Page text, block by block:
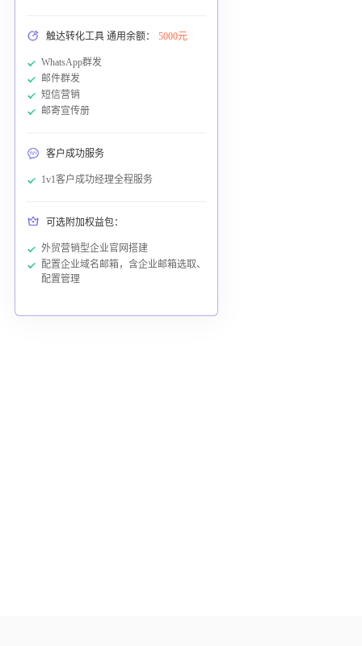
触达转化工具 通用余额： 5000元
WhatsApp群发
邮件群发
短信营销
邮寄宣传册
客户成功服务
1v1客户成功经理全程服务
可选附加权益包：
外贸营销型企业官网搭建
配置企业域名邮箱，含企业邮箱选取、
配置管理